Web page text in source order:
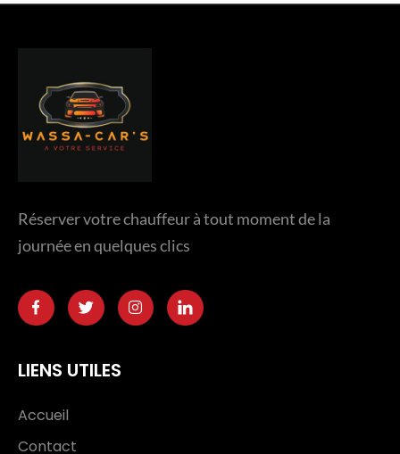
Réserver votre chauffeur à tout moment de la
journée en quelques clics
LIENS UTILES
Accueil
Contact